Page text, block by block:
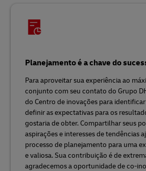
Planejamento é a chave do
Para aproveitar sua experiência ao
conjunto com seu contato do Grupo
do Centro de inovações para
definir as expectativas para os
gostaria de obter. Compartilhar seus
aspirações e interesses de tendências
processo de planejamento para uma
e valiosa. Sua contribuição é de
agradecemos a oportunidade de co-